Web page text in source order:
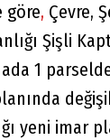
göre, Çevre,
Şişli
1
yeni imar